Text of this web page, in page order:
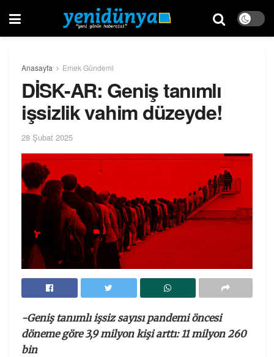
Anasayfa Emek Gündemi
DİSK-AR: Geniş tanımlı
işsizlik vahim düzeyde!
28 Şubat 2025
-Geniş tanımlı işsiz sayısı pandemi öncesi
döneme göre 3,9 milyon kişi arttı: 11 milyon 260
bin